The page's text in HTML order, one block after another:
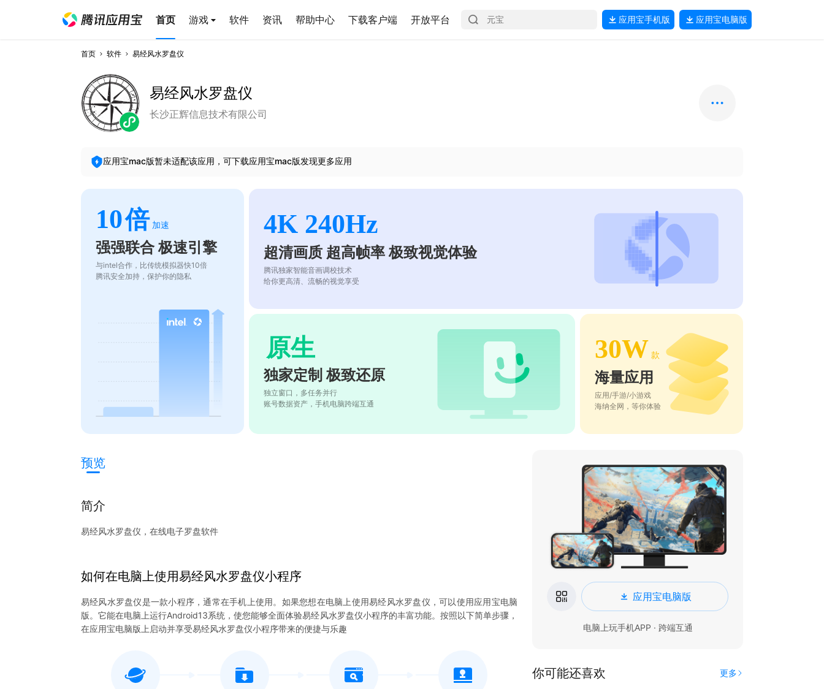
首页 游戏 软件 资讯 帮助中心 下载客户端 开放平台 应用宝手机版 应用宝电脑版
首页 软件 易经风水罗盘仪
易经风水罗盘仪
长沙正辉信息技术有限公司
应用宝mac版暂未适配该应用，可下载应用宝mac版发现更多应用
10倍 加速
强强联合 极速引擎
与intel合作，比传统模拟器快10倍
腾讯安全加持，保护你的隐私
4K 240Hz
超清画质 超高帧率 极致视觉体验
腾讯独家智能音画调校技术
给你更高清、流畅的视觉享受
原生
独家定制 极致还原
独立窗口，多任务并行
账号数据资产，手机电脑跨端互通
30W 款
海量应用
应用/手游/小游戏
海纳全网，等你体验
预览
简介
易经风水罗盘仪，在线电子罗盘软件
如何在电脑上使用易经风水罗盘仪小程序
易经风水罗盘仪是一款小程序，通常在手机上使用。如果您想在电脑上使用易经风水罗盘仪，可以使用应用宝电脑
版。它能在电脑上运行Android13系统，使您能够全面体验易经风水罗盘仪小程序的丰富功能。按照以下简单步骤，
在应用宝电脑版上启动并享受易经风水罗盘仪小程序带来的便捷与乐趣
应用宝电脑版
电脑上玩手机APP · 跨端互通
你可能还喜欢 更多